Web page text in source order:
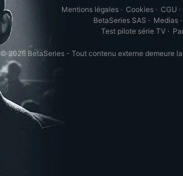
Mentions légales · Cookies · CGU ·
BetaSeries SAS · Medias ·
Test pilote série TV ·
© 2026 BetaSeries - Tout contenu externe demeure